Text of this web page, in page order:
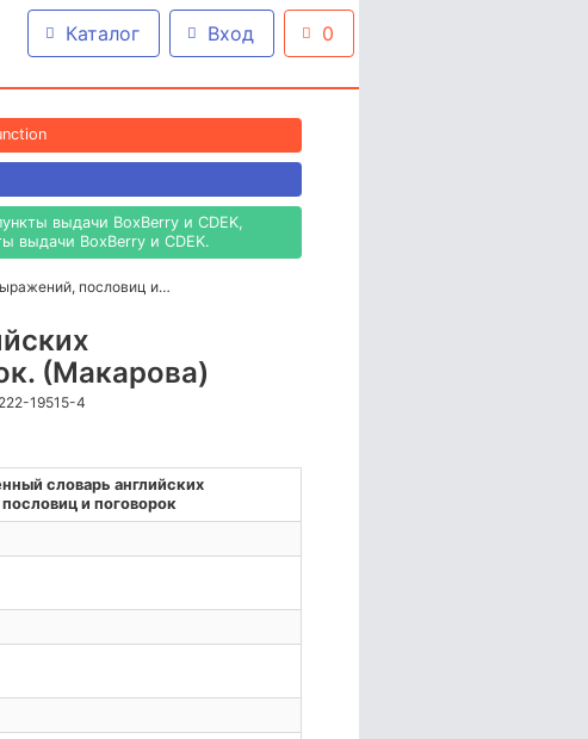
Каталог Вход 0
выдачи BoxBerry и CDEK,
выдачи BoxBerry и CDEK.
пословиц и…
(Макарова)
19515-4
словарь английских
и поговорок